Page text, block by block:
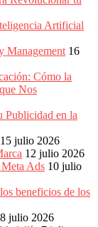
Artificial
Management 16
Cómo la
Nos
Publicidad en la
15 julio 2026
12 julio 2026
Meta Ads 10 julio
beneficios de los
8 julio 2026